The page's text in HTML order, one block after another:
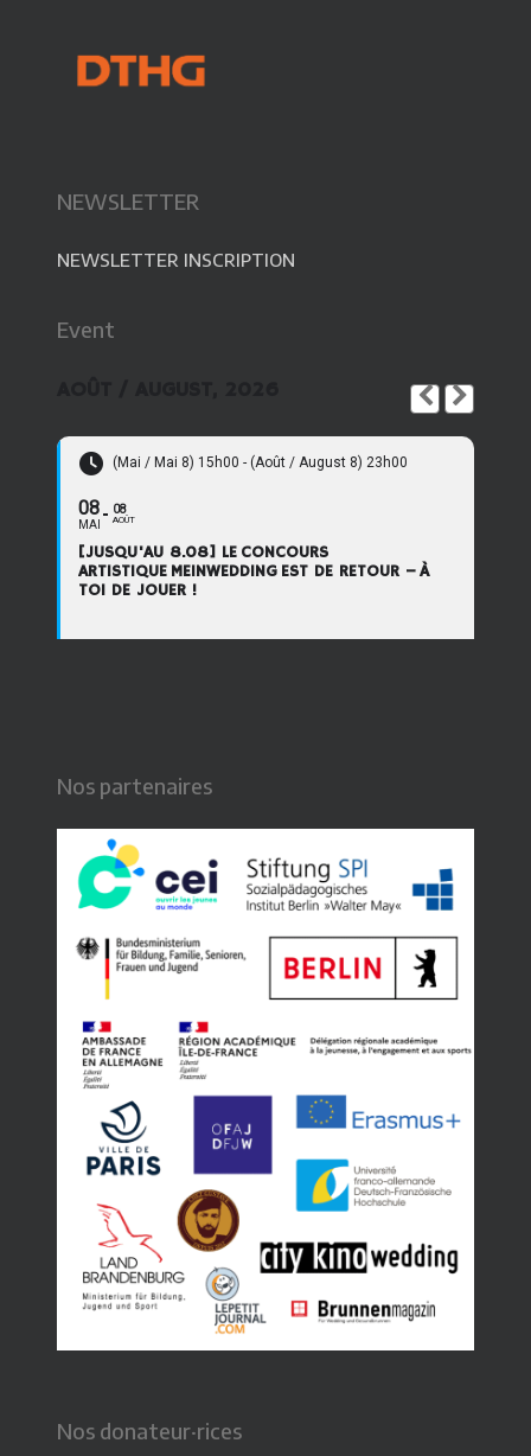
NEWSLETTER
NEWSLETTER INSCRIPTION
Event
(Mai / Mai 8) 15h00 - (Août / August 8) 23h00
08
MAI
08
AOÛT
[JUSQU'AU 8.08] LE CONCOURS
ARTISTIQUE MEINWEDDING EST DE RETOUR – À
TOI DE JOUER !
Nos partenaires
Nos donateur·rices